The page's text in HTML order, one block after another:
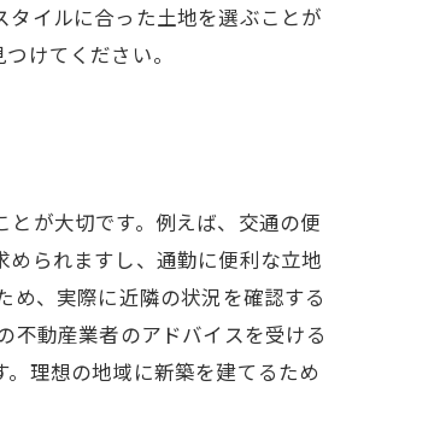
イルに合った土地を選ぶことが
けてください。
が大切です。例えば、交通の便
られますし、通勤に便利な立地
め、実際に近隣の状況を確認する
不動産業者のアドバイスを受ける
理想の地域に新築を建てるため